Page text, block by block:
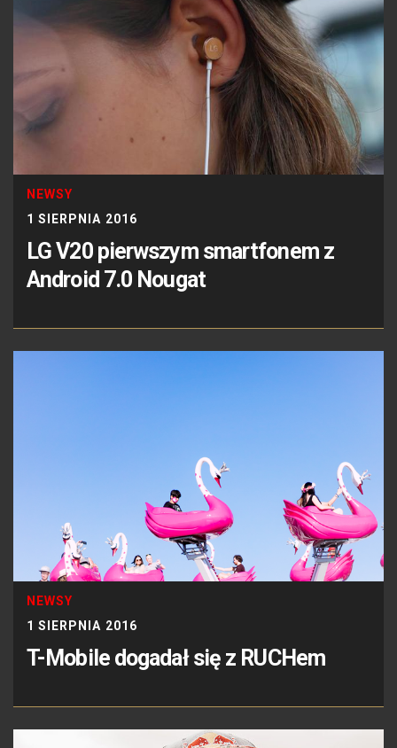
NEWSY
1 SIERPNIA 2016
LG V20 pierwszym smartfonem z
Android 7.0 Nougat
NEWSY
1 SIERPNIA 2016
T-Mobile dogadał się z RUCHem